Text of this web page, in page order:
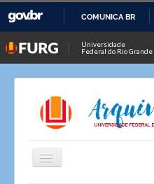
COMUNICA BR
Universidade
Federal do Rio Grande
Alternar
Navegação